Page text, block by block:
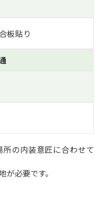
板貼り
の内装意匠に合わせて
必要です。